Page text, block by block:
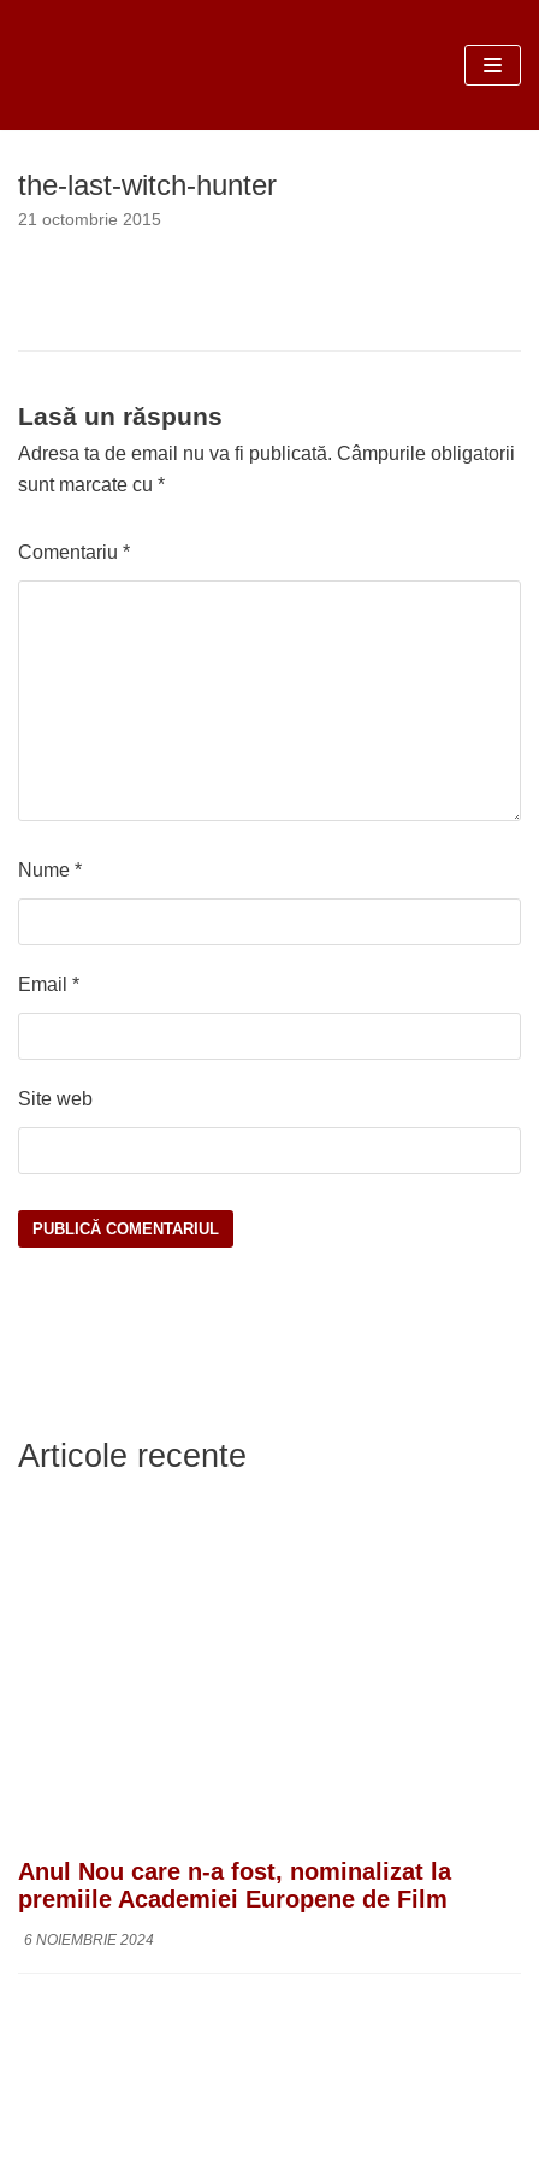
conținut
the-last-witch-hunter
21 octombrie 2015
Lasă un răspuns
Adresa ta de email nu va fi publicată. Câmpurile obligatorii
sunt marcate cu *
Comentariu *
Nume *
Email *
Site web
Articole recente
Anul Nou care n-a fost, nominalizat la
premiile Academiei Europene de Film
6 NOIEMBRIE 2024